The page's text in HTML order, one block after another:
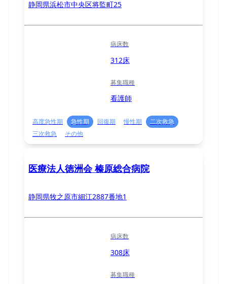
静岡県浜松市中央区将監町25
病床数
312床
募集職種
看護師
高度急性期 急性期 回復期 慢性期
二次救急
三次救急
その他
医療法人徳洲会 榛原総合病院
静岡県牧之原市細江2887番地1
病床数
308床
募集職種